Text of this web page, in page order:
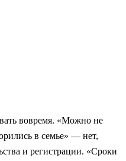
вовремя. «Можно не
в семье» — нет,
и регистрации. «Сроки